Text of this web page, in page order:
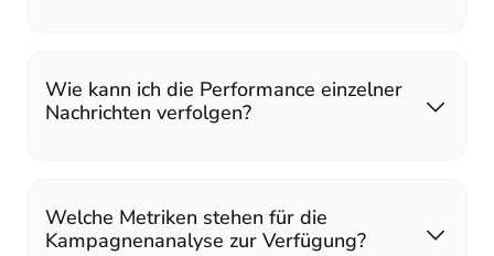
Wie kann ich die Performance einzelner
Nachrichten verfolgen?
Welche Metriken stehen für die
Kampagnenanalyse zur Verfügung?